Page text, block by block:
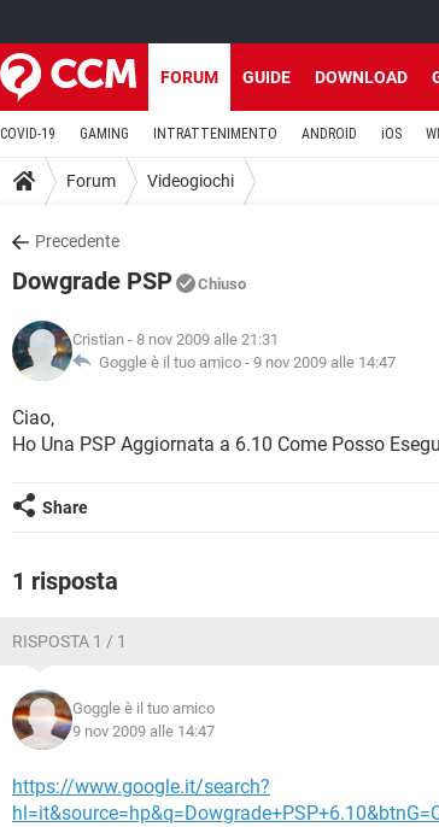
FORUM GUIDE DOWNLOAD
COVID-19 GAMING INTRATTENIMENTO ANDROID iOS
Forum Videogiochi
Precedente
Dowgrade PSP Chiuso
Cristian - 8 nov 2009 alle 21:31
Goggle è il tuo amico - 9 nov 2009 alle 14:47
Ciao,
Ho Una PSP Aggiornata a 6.10 Come Posso
Share
1 risposta
RISPOSTA 1 / 1
Goggle è il tuo amico
9 nov 2009 alle 14:47
https://www.google.it/search?